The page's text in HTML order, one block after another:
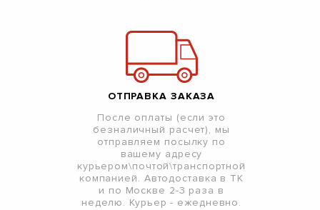
ОТПРАВКА ЗАКАЗА
После оплаты (если это
безналичный расчет), мы
отправляем посылку по
вашему адресу
курьером\почтой\транспортной
компанией. Автодоставка в ТК
и по Москве 2-3 раза в
неделю. Курьер - ежедневно.